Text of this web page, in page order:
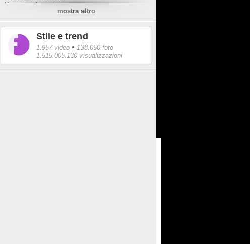
- Depurano l'organismo
Fave
- Riducono il colesterolo
Carciofi
- Sono poveri di calorie
mostra altro
Stile e trend
1.957 video • 138.050 foto
1.515.005.130 visualizzazioni